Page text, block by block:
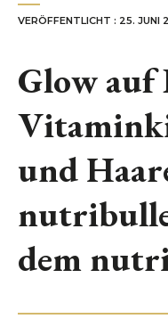
NUTRIBULLET
KONTAKT
VERÖFFENTLICHT : 25. JUNI
Glow
und
dem